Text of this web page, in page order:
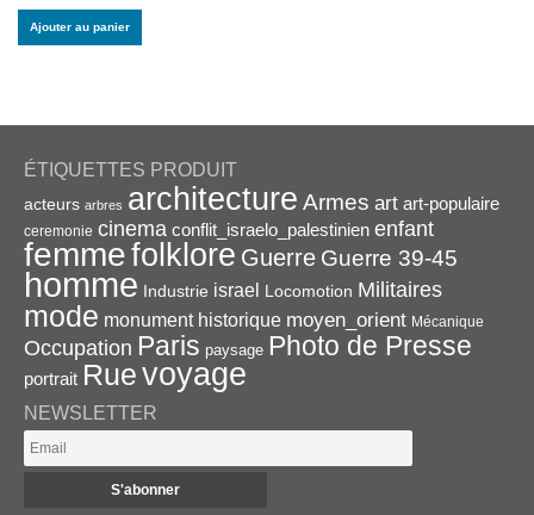
Ajouter au panier
ÉTIQUETTES PRODUIT
acteurs arbres architecture Armes art art-populaire
ceremonie cinema conflit_israelo_palestinien enfant
femmefolklore Guerre Guerre 39-45
homme Industrie israel Locomotion Militaires
mode monument historique moyen_orient Mécanique
Occupation Paris paysage Photo de Presse
portrait Ruevoyage
NEWSLETTER